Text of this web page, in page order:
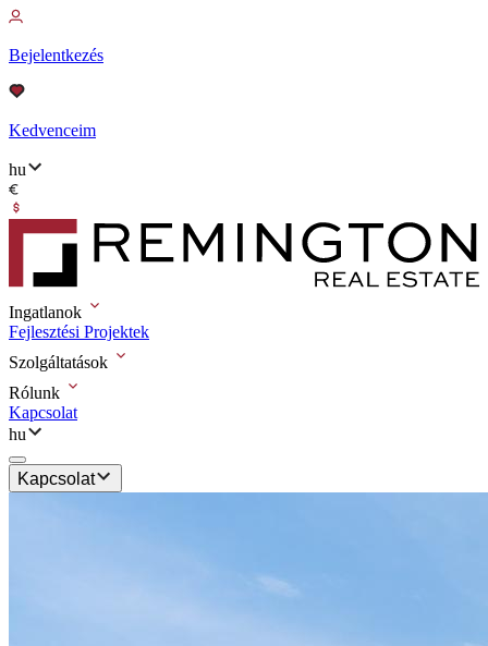
Bejelentkezés
Kedvenceim
hu
Ingatlanok
Fejlesztési Projektek
Szolgáltatások
Rólunk
Kapcsolat
hu
Kapcsolat